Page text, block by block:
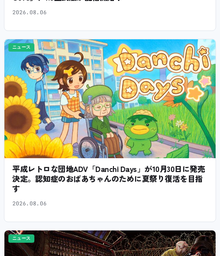
2026.08.06
ニュース
平成レトロな団地ADV「Danchi Days」が10月30日に発売
決定。認知症のおばあちゃんのために夏祭り復活を目指
す
2026.08.06
ニュース